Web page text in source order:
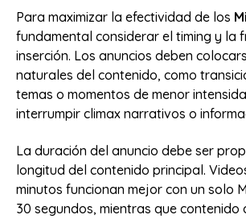
Para maximizar la efectividad de los
fundamental considerar el timing y la
inserción. Los anuncios deben
naturales del contenido, como
temas o momentos de menor
interrumpir climax narrativos o
La duración del anuncio debe ser
longitud del contenido principal.
minutos funcionan mejor con un solo
30 segundos, mientras que contenido